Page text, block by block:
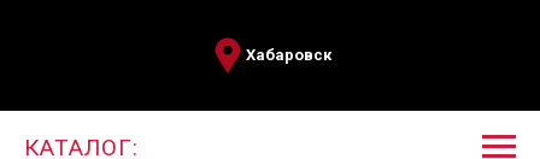
Хабаровск
КАТАЛОГ: